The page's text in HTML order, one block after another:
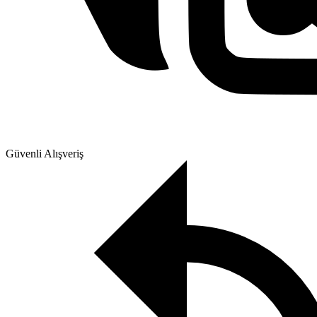
Güvenli Alışveriş